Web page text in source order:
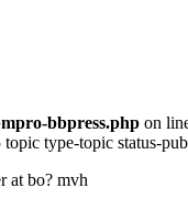
bbpress.php on
type-topic status-
at bo? mvh